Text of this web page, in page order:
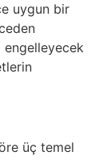
uygun bir
engelleyecek
üç temel